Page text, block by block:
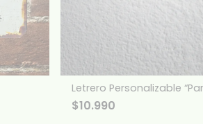
Letrero Personalizable
$10.990